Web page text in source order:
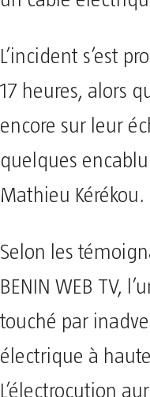
L’incident s’est
17 heures, alors
encore sur leur
quelques
Mathieu Kérékou.
Selon les
BENIN WEB TV,
touché par
électrique à
L’électrocution